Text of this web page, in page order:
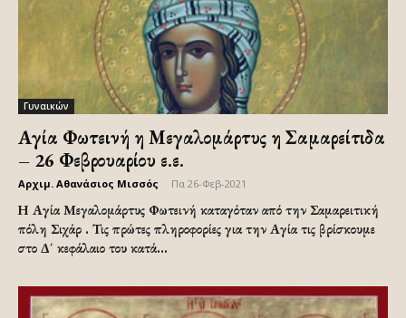
Γυναικών
Αγία Φωτεινή η Μεγαλομάρτυς η Σαμαρείτιδα
– 26 Φεβρουαρίου ε.ε.
Αρχιμ. Αθανάσιος Μισσός Πα 26-Φεβ-2021
Η Αγία Μεγαλομάρτυς Φωτεινή καταγόταν από την Σαμαρειτική
πόλη Σιχάρ . Τις πρώτες πληροφορίες για την Αγία τις βρίσκουμε
στο Δ΄ κεφάλαιο του κατά...